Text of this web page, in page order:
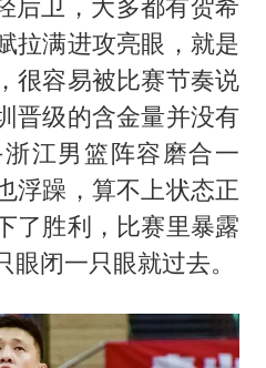
后卫，大多都有贺希
拉满进攻亮眼，就是
很容易被比赛节奏说
晋级的含金量并没有
江男篮阵容磨合一
浮躁，算不上状态正
了胜利，比赛里暴露
闭一只眼就过去。